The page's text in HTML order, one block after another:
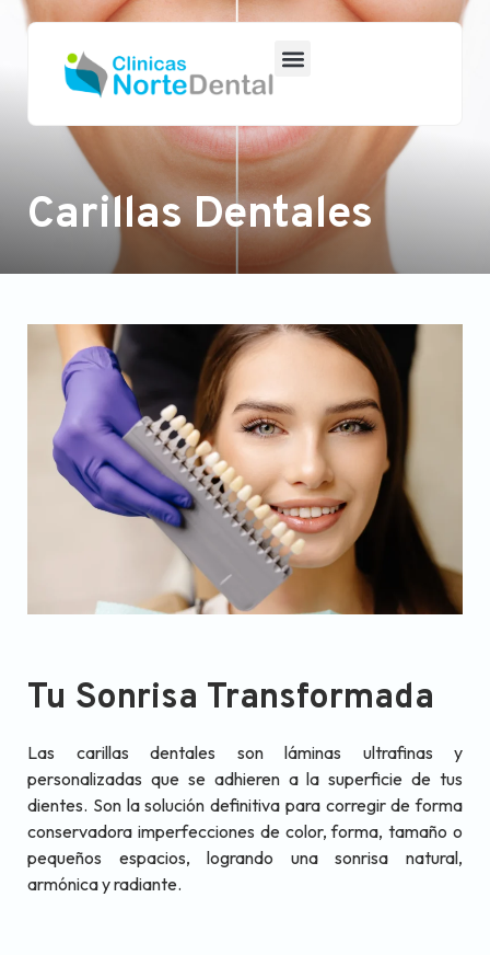
Carillas Dentales
Tu Sonrisa Transformada
Las carillas dentales son láminas ultrafinas y
personalizadas que se adhieren a la superficie de tus
dientes. Son la solución definitiva para corregir de forma
conservadora imperfecciones de color, forma, tamaño o
pequeños espacios, logrando una sonrisa natural,
armónica y radiante.